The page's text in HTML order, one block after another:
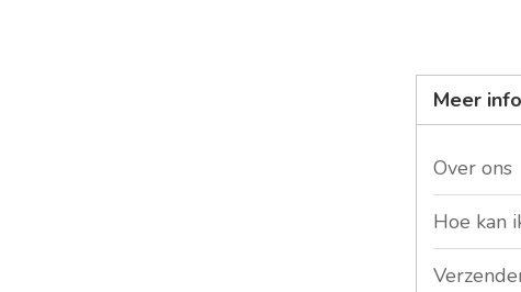
Meer
Over ons
Hoe kan